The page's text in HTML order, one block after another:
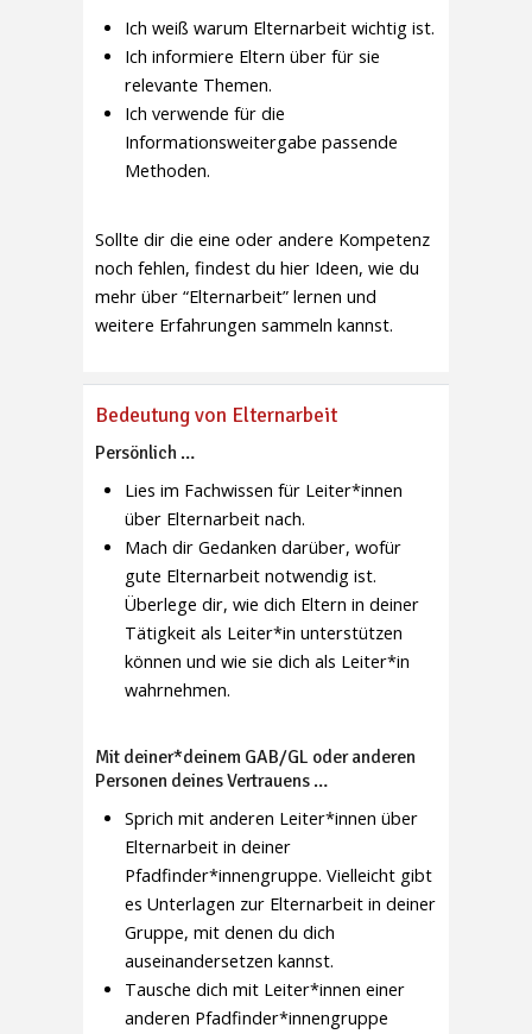
Ich weiß warum Elternarbeit wichtig ist.
Ich informiere Eltern über für sie
relevante Themen.
Ich verwende für die
Informationsweitergabe passende
Methoden.
Sollte dir die eine oder andere Kompetenz
noch fehlen, findest du hier Ideen, wie du
mehr über “Elternarbeit” lernen und
weitere Erfahrungen sammeln kannst.
Bedeutung von Elternarbeit
Persönlich …
Lies im Fachwissen für Leiter*innen
über Elternarbeit nach.
Mach dir Gedanken darüber, wofür
gute Elternarbeit notwendig ist.
Überlege dir, wie dich Eltern in deiner
Tätigkeit als Leiter*in unterstützen
können und wie sie dich als Leiter*in
wahrnehmen.
Mit deiner*deinem GAB/GL oder anderen
Personen deines Vertrauens …
Sprich mit anderen Leiter*innen über
Elternarbeit in deiner
Pfadfinder*innengruppe. Vielleicht gibt
es Unterlagen zur Elternarbeit in deiner
Gruppe, mit denen du dich
auseinandersetzen kannst.
Tausche dich mit Leiter*innen einer
anderen Pfadfinder*innengruppe